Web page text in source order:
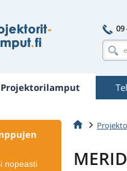
09
Projektorilamput
nopeasti